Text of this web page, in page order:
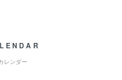
レンダー